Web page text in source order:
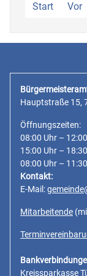
Start Vor
Hauptstraße 15,
Öffnungszeiten:
08:00 Uhr –
15:00 Uhr –
08:00 Uhr –
Kontakt:
E-Mail:
Mitarbeitende
Kreissparkasse